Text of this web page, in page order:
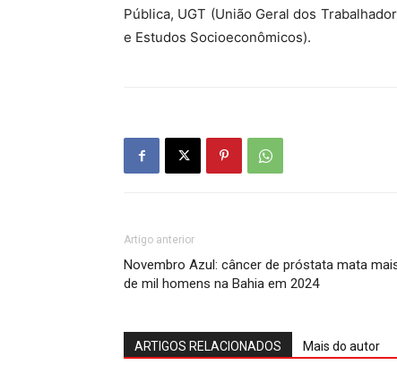
Pública, UGT (União Geral dos
e Estudos Socioeconômicos).
Artigo anterior
Novembro Azul: câncer de próstata mata
de mil homens na Bahia em 2024
ARTIGOS RELACIONADOS Mais do autor